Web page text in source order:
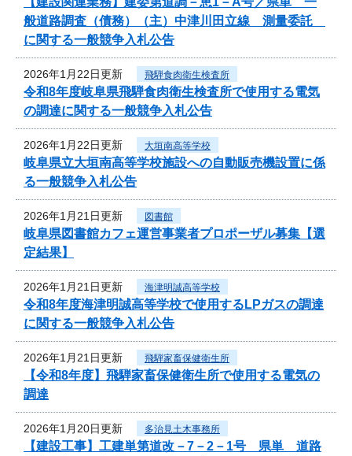
般道路調査（債務）（主）中津川田立線 測量委託
に関する一般競争入札公告
2026年1月22日更新 飛騨食肉衛生検査所
令和8年度岐阜県飛騨食肉衛生検査所で使用する電気
の調達に関する一般競争入札公告
2026年1月22日更新 大垣南高等学校
岐阜県立大垣南高等学校施設への自動販売機設置に係
る一般競争入札公告
2026年1月21日更新 図書館
岐阜県図書館カフェ運営事業者プロポーザル募集【選
定結果】
2026年1月21日更新 海津明誠高等学校
令和8年度海津明誠高等学校で使用するLPガスの調達
に関する一般競争入札公告
2026年1月21日更新 飛騨家畜保健衛生所
【令和8年度】飛騨家畜保健衛生所で使用する電気の
調達
2026年1月20日更新 多治見土木事務所
【建設工事】工建単第道改－7－2－1号 県単 道路